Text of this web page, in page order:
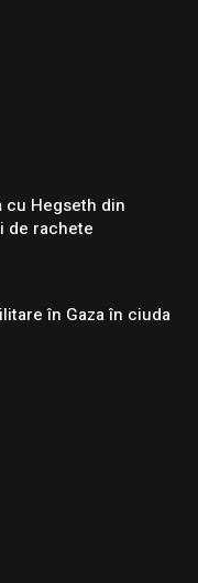
cu Hegseth din
de rachete
în Gaza în ciuda